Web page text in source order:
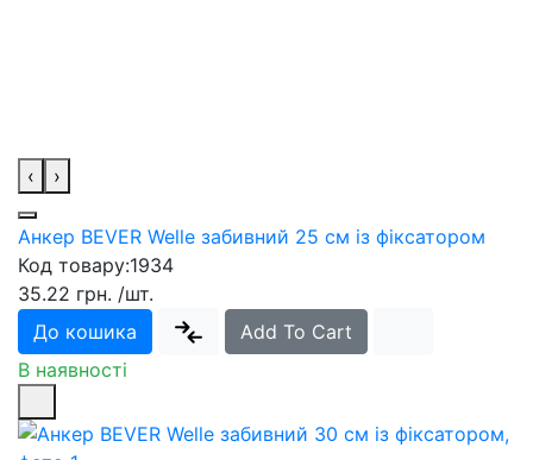
‹ ›
Анкер BEVER Welle забивний 25 см із фіксатором
Код товару:1934
35.22 грн. /шт.
До кошика
Add To Cart
В наявності